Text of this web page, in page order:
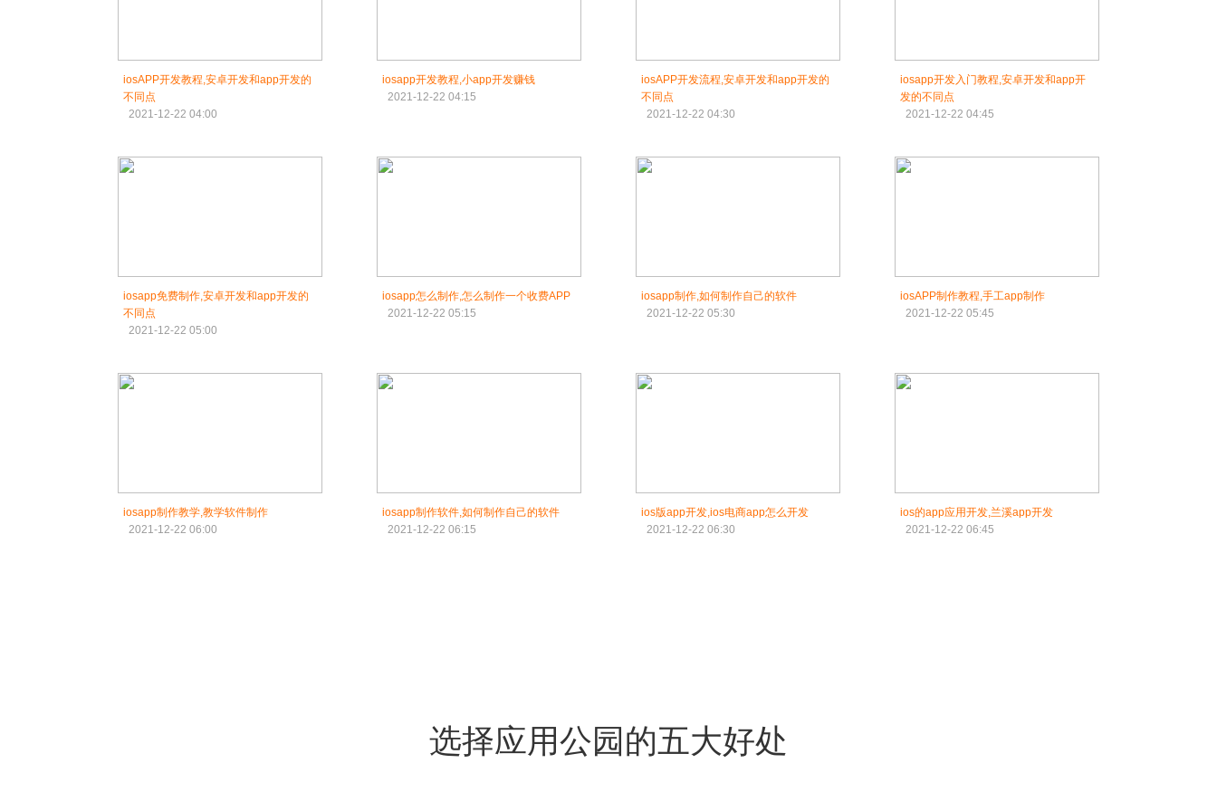
iosAPP开发教程,安卓开发和app开发的
不同点
2021-12-22 04:00
iosapp开发教程,小app开发赚钱
2021-12-22 04:15
iosAPP开发流程,安卓开发和app开发的
不同点
2021-12-22 04:30
iosapp开发入门教程,安卓开发和app开
发的不同点
2021-12-22 04:45
iosapp免费制作,安卓开发和app开发的
不同点
2021-12-22 05:00
iosapp怎么制作,怎么制作一个收费APP
2021-12-22 05:15
iosapp制作,如何制作自己的软件
2021-12-22 05:30
iosAPP制作教程,手工app制作
2021-12-22 05:45
iosapp制作教学,教学软件制作
2021-12-22 06:00
iosapp制作软件,如何制作自己的软件
2021-12-22 06:15
ios版app开发,ios电商app怎么开发
2021-12-22 06:30
ios的app应用开发,兰溪app开发
2021-12-22 06:45
选择应用公园的五大好处